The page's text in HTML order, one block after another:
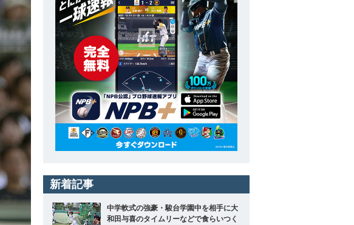
新着記事
中学軟式の強豪・駿台学園中を相手に大
和田与喜のタイムリーなどで食らいつく